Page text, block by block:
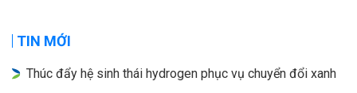
TIN MỚI
Thúc đẩy hệ sinh thái hydrogen phục vụ chuyển đổi xanh